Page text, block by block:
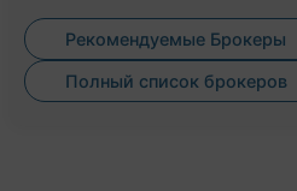
Рекомендуемые Брокеры
Полный список брокеров